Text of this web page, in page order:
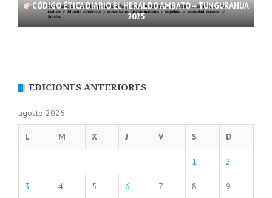
CÓDIGO ÉTICA DIARIO EL HERALDO AMBATO – TUNGURAHUA
2025
EDICIONES ANTERIORES
agosto 2026
L M X J V S D
1 2
3 4 5 6 7 8 9